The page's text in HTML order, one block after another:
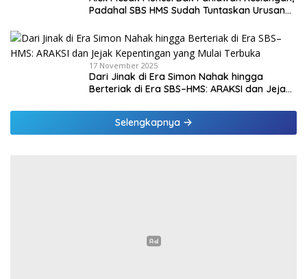
Padahal SBS HMS Sudah Tuntaskan Urusan
17 November 2025
Dari Jinak di Era Simon Nahak hingga
Berteriak di Era SBS–HMS: ARAKSI dan Jejak
Selengkapnya